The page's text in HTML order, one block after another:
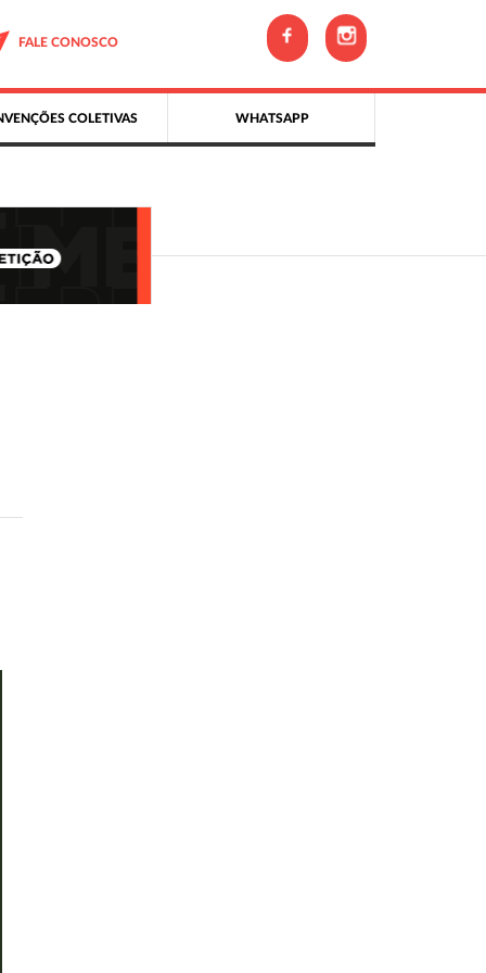
FALE CONOSCO
COLETIVAS WHATSAPP